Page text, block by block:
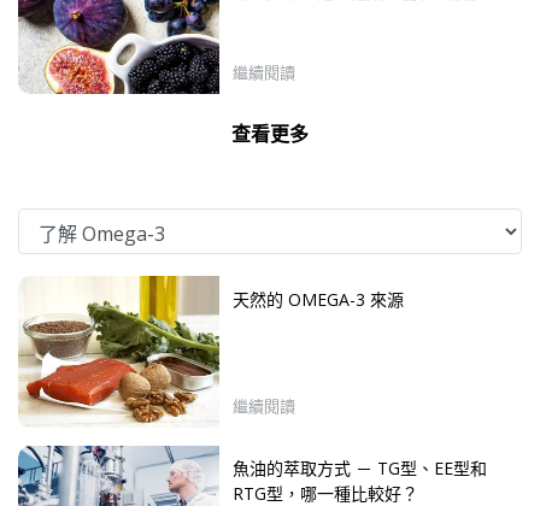
繼續閱讀
查看更多
天然的 OMEGA-3 來源
繼續閱讀
魚油的萃取方式 － TG型、EE型和
RTG型，哪一種比較好？